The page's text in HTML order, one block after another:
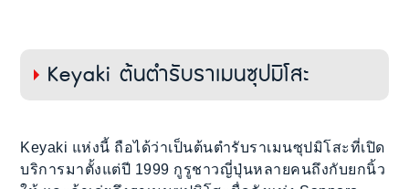
Keyaki ต้นตำรับราเมนซุปมิโสะ
Keyaki แห่งนี้ ถือได้ว่าเป็นต้นตำรับราเมนซุปมิโสะที่เปิด
บริการมาตั้งแต่ปี 1999 กูรูชาวญี่ปุ่นหลายคนถึงกับยกนิ้ว